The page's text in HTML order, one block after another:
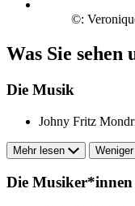
©:
Was Sie sehen
Die Musik
Johny Fritz
Mehr lesen
Die Musiker*innen